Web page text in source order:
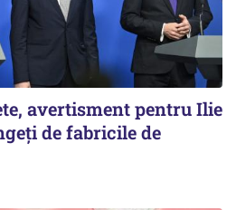
avertisment pentru Ilie
de fabricile de